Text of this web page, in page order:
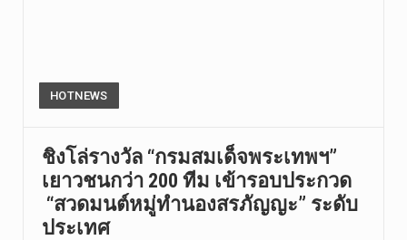
HOTNEWS
ชิงโล่รางวัล “กรมสมเด็จพระเทพฯ”
เยาวชนกว่า 200 ทีม เข้ารอบประกวด
“สวดมนต์หมู่ทำนองสรภัญญะ” ระดับ
ประเทศ